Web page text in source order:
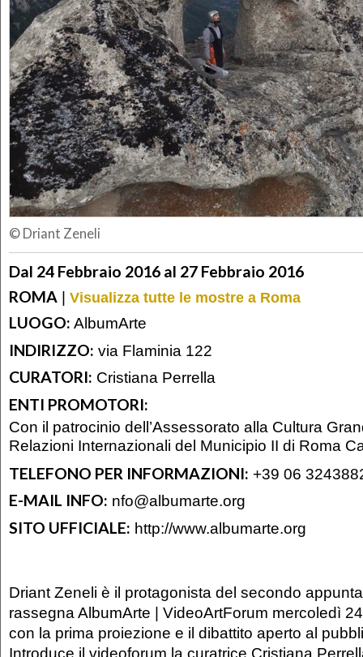
© Driant Zeneli
Dal 24 Febbraio 2016 al 27 Febbraio 2016
ROMA | Visualizza tutte le mostre a Roma
LUOGO: AlbumArte
INDIRIZZO: via Flaminia 122
CURATORI: Cristiana Perrella
ENTI PROMOTORI:
Con il patrocinio dell’Assessorato alla Cultura
Relazioni Internazionali del Municipio II di Roma
TELEFONO PER INFORMAZIONI: +39 06
E-MAIL INFO: nfo@albumarte.org
SITO UFFICIALE: http://www.albumarte.org
Driant Zeneli è il protagonista del secondo
rassegna AlbumArte | VideoArtForum mercoledì
con la prima proiezione e il dibattito aperto al
Introduce il videoforum la curatrice Cristiana